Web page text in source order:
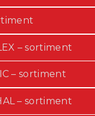
– sortiment
– sortiment
– sortiment